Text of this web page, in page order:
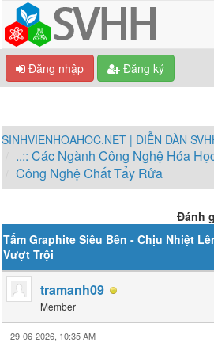
Đăng nhập Đăng ký
SINHVIENHOAHOC.NET | DIỄN DÀN
..:: Các Ngành Công Nghệ Hóa
Công Nghệ Chất Tẩy Rửa
Đánh
Tấm Graphite Siêu Bền - Chịu Nhiệt
Vượt Trội
tramanh09
Member
29-06-2026, 10:35 AM